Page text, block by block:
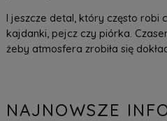
I jeszcze detal, który często robi
kajdanki, pejcz czy piórka.
żeby atmosfera zrobiła się
NAJNOWSZE